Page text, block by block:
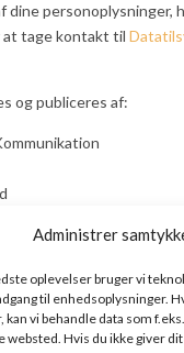
Administrer
oplevelser bruger vi
til enhedsoplysninger.
kan vi behandle data som
websted. Hvis du ikke giver
dine personoplysninger,
at tage kontakt til
og publiceres af:
Film & Foto